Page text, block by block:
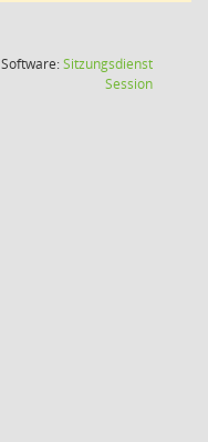
Software:Sitzungsdienst
Session(Wird in